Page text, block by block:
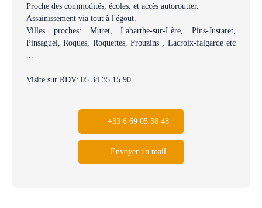
Proche des commodités, écoles. et accès autoroutier.
Assainissement via tout à l'égout.
Villes proches: Muret, Labarthe-sur-Lère, Pins-Justaret,
Pinsaguel, Roques, Roquettes, Frouzins , Lacroix-falgarde etc
Visite sur RDV: 05.34.35.15.90
+33 6 69 05 38 48
Envoyer un mail